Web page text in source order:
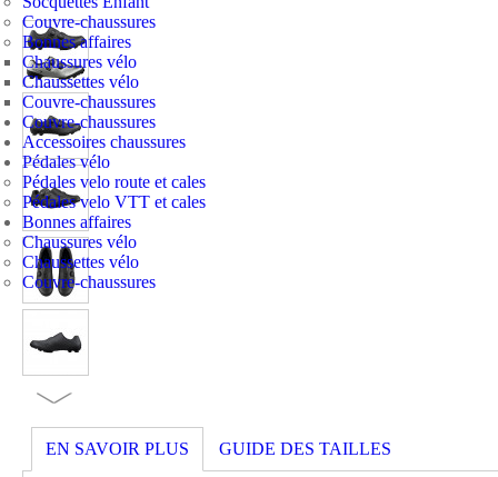
Couvre-chaussures
Bonnes affaires
Chaussures vélo
Chaussettes vélo
Couvre-chaussures
Couvre-chaussures
Accessoires chaussures
Pédales vélo
Pédales velo route et cales
Pédales velo VTT et cales
Bonnes affaires
Chaussures vélo
Chaussettes vélo
Couvre-chaussures
EN SAVOIR PLUS GUIDE DES TAILLES